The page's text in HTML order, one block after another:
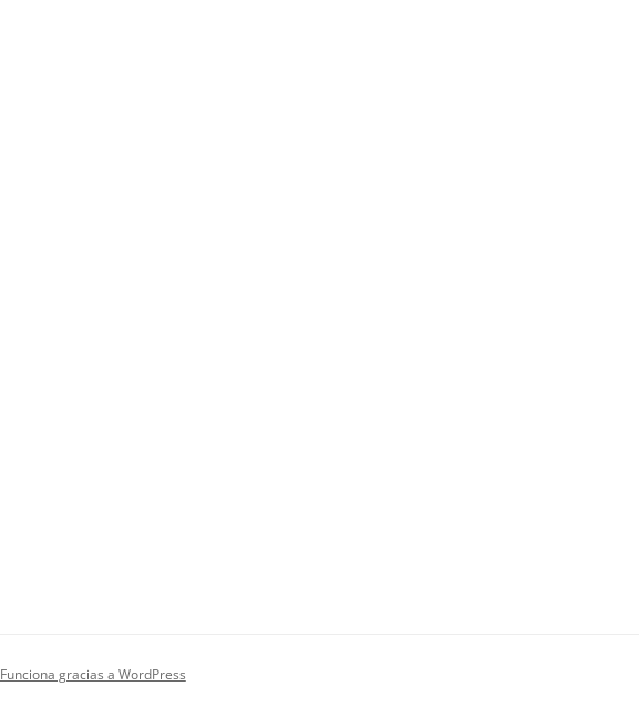
Funciona gracias a WordPress